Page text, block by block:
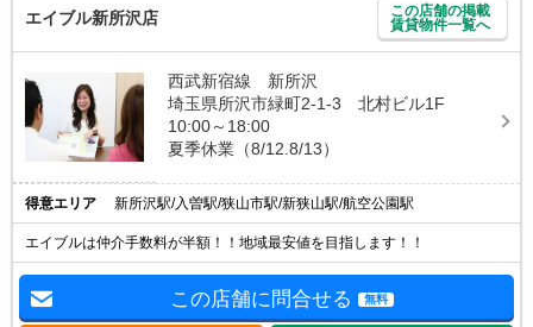
エイブル新所沢店
この店舗の掲載
賃貸物件一覧へ
西武新宿線 新所沢
埼玉県所沢市緑町2-1-3 北村ビル1F
10:00～18:00
夏季休業（8/12.8/13）
得意エリア 新所沢駅/入曽駅/狭山市駅/新狭山駅/航空公園駅
エイブルは仲介手数料が半額！！地域最安値を目指します！！
この店舗に問合せる 無料